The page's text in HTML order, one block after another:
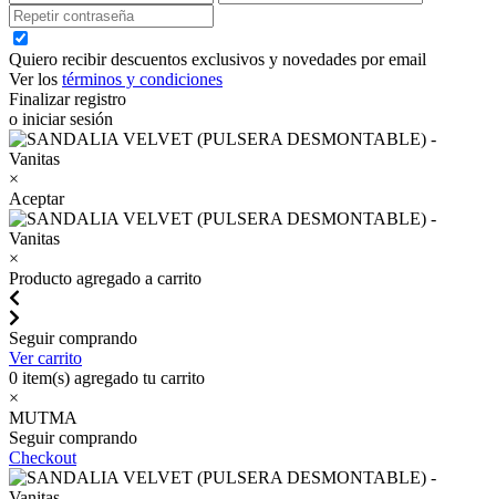
Quiero recibir descuentos exclusivos y novedades por email
Ver los términos y condiciones
Finalizar registro
o iniciar sesión
×
Aceptar
×
Producto agregado a carrito
Seguir comprando
Ver carrito
0 item(s) agregado tu carrito
×
MUTMA
Seguir comprando
Checkout